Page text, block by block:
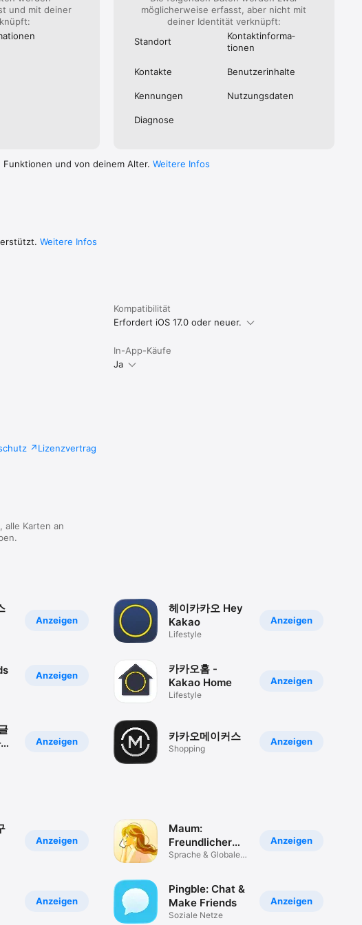
und mit deiner
möglicherweise erfasst, aber nicht mit
deiner Identität verknüpft:
Standort
Kontakt­informa­
tionen
Kontakte Benutzer­inhalte
Kennungen Nutzungs­daten
Diagnose
und von deinem Alter. Weitere Infos
Weitere Infos
Kompatibilität
Erfordert iOS 17.0 oder neuer.
In-App-Käufe
Ja
Lizenzvertrag
alle Karten an
Anzeigen
Anzeigen
Anzeigen
Anzeigen
헤이카카오 Hey
Kakao
Lifestyle
Anzeigen
카카오홈 -
Kakao Home
Lifestyle
Anzeigen
카카오메이커스
Shopping
Anzeigen
Anzeigen
Anzeigen
Maum:
Freundlicher
Voice-Chat
Sprache & Globale
Anzeigen
Pingble: Chat &
Make Friends
Soziale Netze